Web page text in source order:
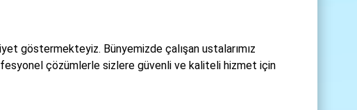
göstermekteyiz. Bünyemizde çalışan ustalarımız
çözümlerle sizlere güvenli ve kaliteli hizmet için